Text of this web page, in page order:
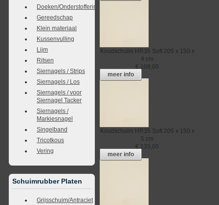
Doeken/Onderstoffering
Gereedschap
Klein materiaal
Kussenvulling
Lijm
Ritsen
Siernagels / Strips
Siernagels / Los
Siernagels / voor
Siernagel Tacker
Siernagels /
Markiesnagel
Singelband
Tricotkous
Vering
Schuimrubber Platen
Grijsschuim/Antraciet
Koudschuim HR35 Soft 205 x 150 x
4 cm
€ 108,00
meer info
Koudschuim HR35 Soft 205 x 150 x
5 cm
€ 135,00
meer info